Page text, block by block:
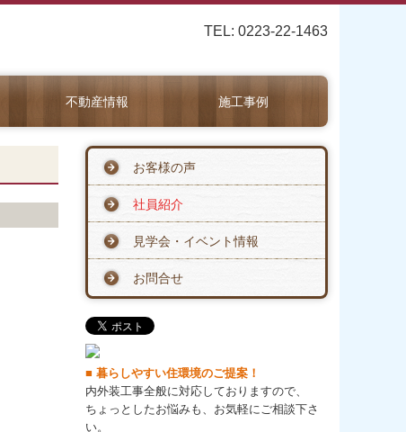
TEL: 0223-22-1463
不動産情報 施工事例
お客様の声
社員紹介
見学会・イベント情報
お問合せ
■ 暮らしやすい住環境のご提案！
内外装工事全般に対応しておりますので、
ちょっとしたお悩みも、お気軽にご相談下さ
い。